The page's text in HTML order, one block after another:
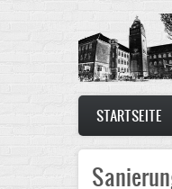
Main
navigation
STARTSEITE